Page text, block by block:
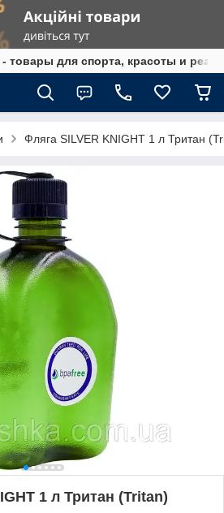
товары для спорта, красоты и
Фляга SILVER KNIGHT 1 л Тритан
1 л Тритан (Tritan)